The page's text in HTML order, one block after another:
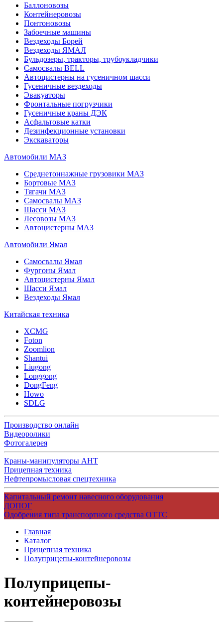
Баллоновозы
Контейнеровозы
Понтоновозы
Забоечные машины
Вездеходы Борей
Вездеходы ЯМАЛ
Бульдозеры, тракторы, трубоукладчики
Самосвалы BELL
Автоцистерны на гусеничном шасси
Гусеничные вездеходы
Эвакуаторы
Фронтальные погрузчики
Гусеничные краны ДЭК
Асфальтовые катки
Дезинфекционные установки
Экскаваторы
Автомобили МАЗ
Среднетоннажные грузовики МАЗ
Бортовые МАЗ
Тягачи МАЗ
Самосвалы МАЗ
Шасси МАЗ
Лесовозы МАЗ
Автоцистерны МАЗ
Автомобили Ямал
Самосвалы Ямал
Фургоны Ямал
Автоцистерны Ямал
Шасси Ямал
Вездеходы Ямал
Китайская техника
XCMG
Foton
Zoomlion
Shantui
Liugong
Longgong
DongFeng
Howo
SDLG
Производство онлайн
Видеоролики
Фотогалерея
Краны-манипуляторы АНТ
Прицепная техника
Нефтепромысловая спецтехника
Капитальный ремонт навесного оборудования
ДОПОГ
Одобрения типа транспортного средства ОТТС
Главная
Каталог
Прицепная техника
Полуприцепы-контейнеровозы
Полуприцепы-
контейнеровозы